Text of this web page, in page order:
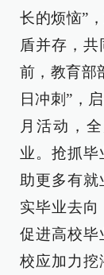
长的烦恼”
盾并存，共
前，教育部
日冲刺”，
月活动，
业。抢抓毕
助更多有
实毕业去向
促进高校毕
校应加力挖